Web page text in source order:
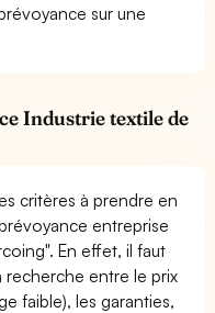
sur une
Industrie textile de
critères à prendre en
entreprise
En effet, il faut
entre le prix
faible), les garanties,